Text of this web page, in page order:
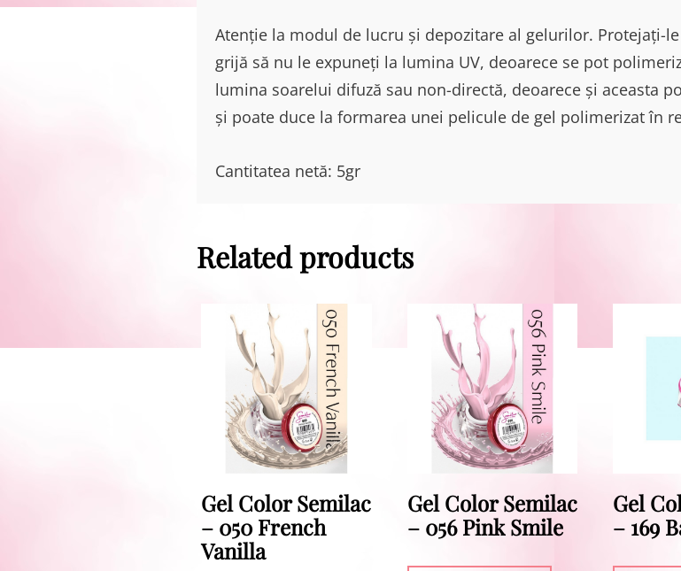
Atenție la modul de lucru și depozitare al gelurilor. Protejați-
grijă să nu le expuneți la lumina UV, deoarece se pot
lumina soarelui difuză sau non-directă, deoarece și aceasta
și poate duce la formarea unei pelicule de gel polimerizat în
Cantitatea netă: 5gr
Related products
Gel Color Semilac
– 050 French
Vanilla
Gel Color Semilac
– 056 Pink Smile
Gel
– 169